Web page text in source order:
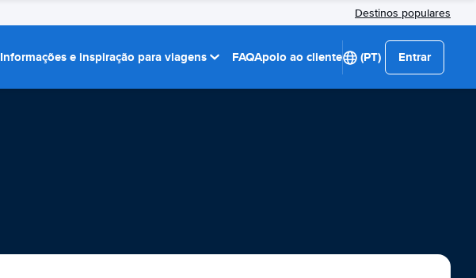
Destinos populares
Informações e inspiração para viagens FAQApoio ao cliente (PT) Entrar